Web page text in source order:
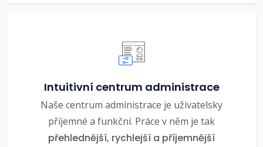
Intuitivní centrum administrace
Naše centrum administrace je uživatelsky
příjemné a funkční. Práce v něm je tak
přehlednější, rychlejší a příjemnější